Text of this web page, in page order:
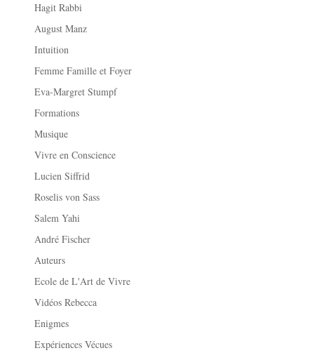
Hagit Rabbi
August Manz
Intuition
Femme Famille et Foyer
Eva-Margret Stumpf
Formations
Musique
Vivre en Conscience
Lucien Siffrid
Roselis von Sass
Salem Yahi
André Fischer
Auteurs
Ecole de L'Art de Vivre
Vidéos Rebecca
Enigmes
Expériences Vécues